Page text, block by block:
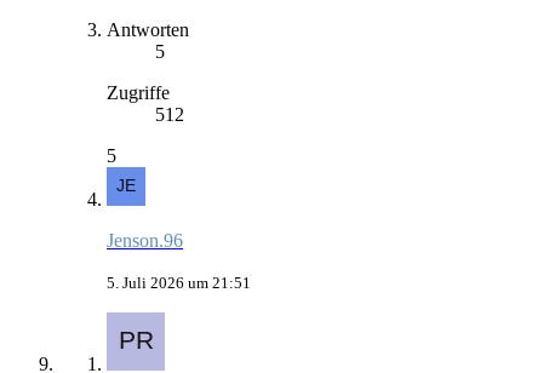
Antworten
5
Zugriffe
512
5
Jenson.96
5. Juli 2026 um 21:51